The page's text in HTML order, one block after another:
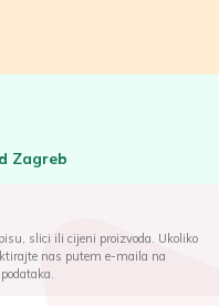
Zagreb
slici ili cijeni proizvoda. Ukoliko
nas putem e-maila na